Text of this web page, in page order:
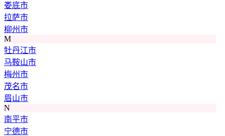
娄底市
拉萨市
柳州市
M
牡丹江市
马鞍山市
梅州市
茂名市
眉山市
N
南平市
宁德市